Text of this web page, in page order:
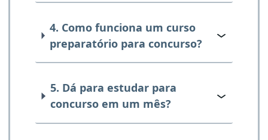
4. Como funciona um curso
preparatório para concurso?
5. Dá para estudar para
concurso em um mês?